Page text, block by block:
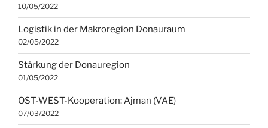
10/05/2022
Logistik in der Makroregion Donauraum
02/05/2022
Stärkung der Donauregion
01/05/2022
OST-WEST-Kooperation: Ajman (VAE)
07/03/2022